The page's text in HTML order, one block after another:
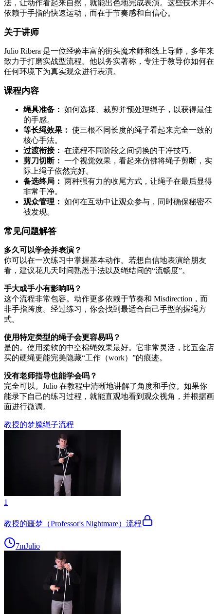
法，让动作看起来自然，就能出色地完成表演。这些技术并不
依赖于手指的快速运动，而在于节奏感和自信心。
关于讲师
Julio Ribera 是一位经验丰富的街头魔术师和线上导师，多年来
致力于打磨实战型流程。他以务实著称，专注于教导你如何在
任何环境下为真实观众进行表演。
课程内容
绳具准备： 如何选择、裁剪并预处理绳子，以获得最佳
的手感。
等长绳效果： 使三根不同长度的绳子看起来完全一致的
核心手法。
过渡衔接： 在流程不同阶段之间切换的干净技巧。
剪刀切断： 一个视觉效果，看起来仿佛将绳子剪断，实
际上绳子依然完好。
备选终局： 两种强有力的收尾方式，让绳子在最后显得
非常干净。
观众管理： 如何在互动中让观众参与，同时确保秘密不
被发现。
常见问题解答
多久可以学会并表演？
你可以在一次练习中掌握基本动作。若想自信地表演给朋友
看，建议花几天时间熟悉手法以及绳结间的“流畅度”。
手大或手小有影响吗？
这个流程非常包容。动作更多依赖于节奏和 Misdirection，而
非手指跨度。经过练习，你会找到最适合自己手型的握绳方
式。
使用特定类型的绳子会更容易吗？
是的。使用柔软的中空棉绳效果最好。它非常灵活，比五金店
买的硬绳更能完美隐藏“工作（work）”的痕迹。
没有老师指导也能学会吗？
完全可以。Julio 在教程中清晰地讲解了角度和手位。如果你
能录下自己的练习过程，就能直观地看到观众视角，并根据画
面进行微调。
教授的梦魇绳子流程
1
教授的噩梦（Professor's Nightmare）流程
7mJulio